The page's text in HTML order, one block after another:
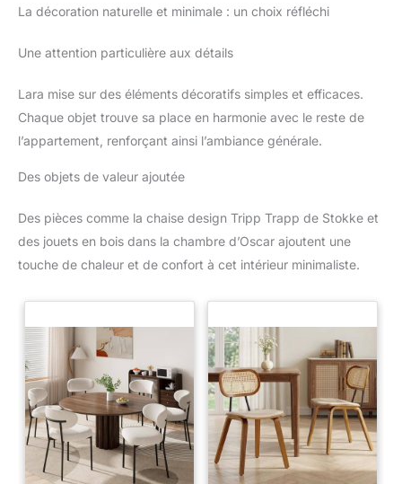
La décoration naturelle et minimale : un choix réfléchi
Une attention particulière aux détails
Lara mise sur des éléments décoratifs simples et efficaces.
Chaque objet trouve sa place en harmonie avec le reste de
l’appartement, renforçant ainsi l’ambiance générale.
Des objets de valeur ajoutée
Des pièces comme la chaise design Tripp Trapp de Stokke et
des jouets en bois dans la chambre d’Oscar ajoutent une
touche de chaleur et de confort à cet intérieur minimaliste.